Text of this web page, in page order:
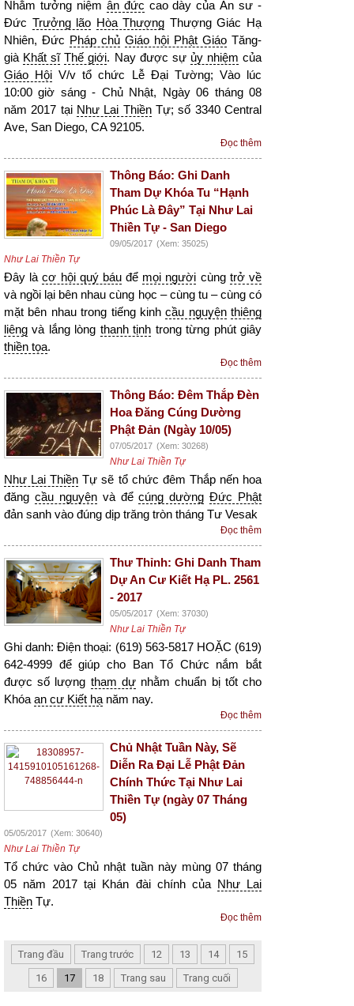
Nhằm tưởng niệm ân đức cao dày của Ân sư -
Đức Trưởng lão Hòa Thượng Thượng Giác Hạ
Nhiên, Đức Pháp chủ Giáo hội Phật Giáo Tăng-
già Khất sĩ Thế giới. Nay được sự ủy nhiệm của
Giáo Hội V/v tổ chức Lễ Đại Tường; Vào lúc
10:00 giờ sáng - Chủ Nhật, Ngày 06 tháng 08
năm 2017 tại Như Lai ThiềnTự; số 3340 Central
Ave, San Diego, CA 92105.
Đọc thêm
Thông Báo: Ghi Danh
Tham Dự Khóa Tu “Hạnh
Phúc Là Đây” Tại Như Lai
Thiền Tự - San Diego
09/05/2017 (Xem: 35025)
Như Lai Thiền Tự
Đây làcơ hội quý báuđể mọi người cùng trở về
và ngồi lại bên nhau cùng học – cùng tu – cùng có
mặt bên nhau trong tiếng kinhcầu nguyện thiêng
liêng và lắng lòng thanh tịnh trong từng phút giây
thiền tọa.
Đọc thêm
Thông Báo: Đêm Thắp Đèn
Hoa Đăng Cúng Dường
Phật Đản (Ngày 10/05)
07/05/2017 (Xem: 30268)
Như Lai Thiền Tự
Như Lai Thiền Tự sẽ tổ chức đêm Thắp nến hoa
đăng cầu nguyệnvà đểcúng dường Đức Phật
đản sanh vào đúng dịp trăng tròn tháng Tư Vesak
Đọc thêm
Thư Thỉnh: Ghi Danh Tham
Dự An Cư Kiết Hạ PL. 2561
- 2017
05/05/2017 (Xem: 37030)
Như Lai Thiền Tự
Ghi danh: Điện thoại: (619) 563-5817 HOẶC (619)
642-4999 để giúp cho Ban Tổ Chức nắm bắt
được số lượng tham dựnhằm chuẩn bị tốt cho
Khóaan cư Kiết hạnăm nay.
Đọc thêm
Chủ Nhật Tuần Này, Sẽ
Diễn Ra Đại Lễ Phật Đản
Chính Thức Tại Như Lai
Thiền Tự (ngày 07 Tháng
05)
05/05/2017 (Xem: 30640)
Như Lai Thiền Tự
Tổ chức vào Chủ nhật tuần này mùng 07 tháng
05 năm 2017 tại Khán đài chính của Như Lai
Thiền Tự.
Đọc thêm
Trang đầu Trang trước 12 13 14
15
16
17 18 Trang sau Trang cuối